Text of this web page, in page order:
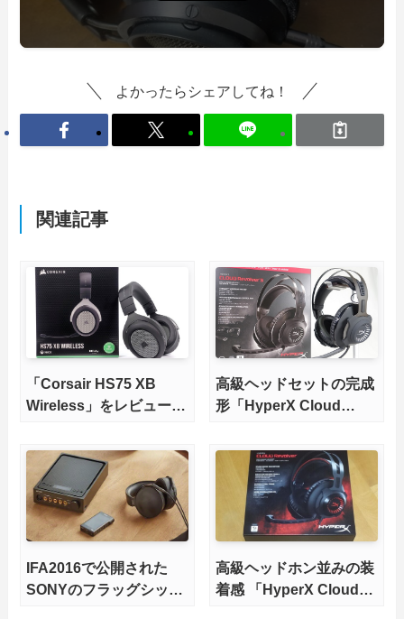
よかったらシェアしてね！
関連記事
「Corsair HS75 XB
Wireless」をレビュー。
Atmos for Headphones
も使えるゲーミングヘッ
ドセット！
高級ヘッドセットの完成
形「HyperX Cloud
ー。プラグ＆プレイな
USB DAC付属でサラウ
ンド環境を簡単に構築可
IFA2016で公開された
SONYのフラッグシップ
高級ヘッドホン並みの装
着感 「HyperX Cloud